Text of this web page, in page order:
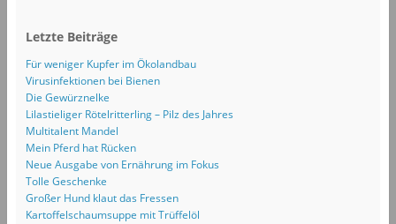
Letzte Beiträge
Für weniger Kupfer im Ökolandbau
Virusinfektionen bei Bienen
Die Gewürznelke
Lilastieliger Rötelritterling – Pilz des Jahres
Multitalent Mandel
Mein Pferd hat Rücken
Neue Ausgabe von Ernährung im Fokus
Tolle Geschenke
Großer Hund klaut das Fressen
Kartoffelschaumsuppe mit Trüffelöl